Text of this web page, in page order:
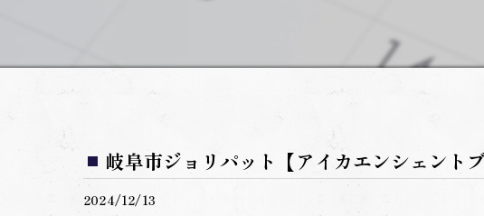
岐阜市ジョリパット【アイカエンシェント
2024/12/13